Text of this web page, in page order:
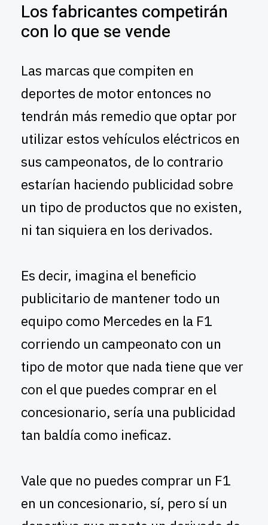
Los fabricantes competirán
con lo que se vende
Las marcas que compiten en
deportes de motor entonces no
tendrán más remedio que optar por
utilizar estos vehículos eléctricos en
sus campeonatos, de lo contrario
estarían haciendo publicidad sobre
un tipo de productos que no existen,
ni tan siquiera en los derivados.
Es decir, imagina el beneficio
publicitario de mantener todo un
equipo como Mercedes en la F1
corriendo un campeonato con un
tipo de motor que nada tiene que ver
con el que puedes comprar en el
concesionario, sería una publicidad
tan baldía como ineficaz.
Vale que no puedes comprar un F1
en un concesionario, sí, pero sí un